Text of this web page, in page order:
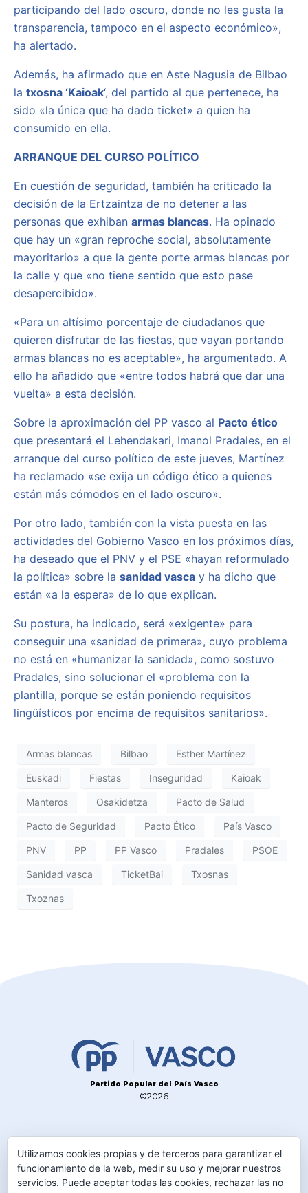
participando del lado oscuro, donde no les gusta la
transparencia, tampoco en el aspecto económico»,
ha alertado.
Además, ha afirmado que en Aste Nagusia de Bilbao
la txosna ‘Kaioak‘, del partido al que pertenece, ha
sido «la única que ha dado ticket» a quien ha
consumido en ella.
ARRANQUE DEL CURSO POLÍTICO
En cuestión de seguridad, también ha criticado la
decisión de la Ertzaintza de no detener a las
personas que exhiban armas blancas. Ha opinado
que hay un «gran reproche social, absolutamente
mayoritario» a que la gente porte armas blancas por
la calle y que «no tiene sentido que esto pase
desapercibido».
«Para un altísimo porcentaje de ciudadanos que
quieren disfrutar de las fiestas, que vayan portando
armas blancas no es aceptable», ha argumentado. A
ello ha añadido que «entre todos habrá que dar una
vuelta» a esta decisión.
Sobre la aproximación del PP vasco al Pacto ético
que presentará el Lehendakari, Imanol Pradales, en el
arranque del curso político de este jueves, Martínez
ha reclamado «se exija un código ético a quienes
están más cómodos en el lado oscuro».
Por otro lado, también con la vista puesta en las
actividades del Gobierno Vasco en los próximos días,
ha deseado que el PNV y el PSE «hayan reformulado
la política» sobre la sanidad vasca y ha dicho que
están «a la espera» de lo que explican.
Su postura, ha indicado, será «exigente» para
conseguir una «sanidad de primera», cuyo problema
no está en «humanizar la sanidad», como sostuvo
Pradales, sino solucionar el «problema con la
plantilla, porque se están poniendo requisitos
lingüísticos por encima de requisitos sanitarios».
Armas blancas Bilbao Esther Martínez
Euskadi Fiestas Inseguridad Kaioak
Manteros Osakidetza Pacto de Salud
Pacto de Seguridad Pacto Ético País Vasco
PNV PP PP Vasco Pradales PSOE
Sanidad vasca TicketBai Txosnas
Txoznas
Partido Popular del País Vasco
©2026
CONTACTO
TELÉFONO
945 230 600
Utilizamos cookies propias y de terceros para garantizar el
funcionamiento de la web, medir su uso y mejorar nuestros
servicios. Puede aceptar todas las cookies, rechazar las no